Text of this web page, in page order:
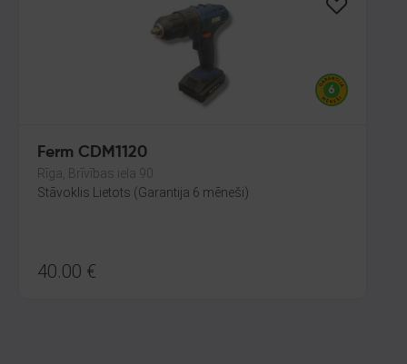
Ferm CDM1120
Rīga, Brīvības iela 90
Stāvoklis Lietots (Garantija 6 mēneši)
40.00 €